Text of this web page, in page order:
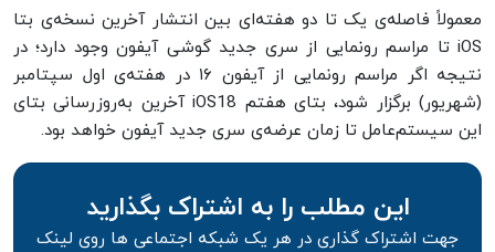
معمولاً فاصله‌ی یک تا دو هفته‌ای بین انتشار آخرین نسخه‌ی بتا
iOS تا مراسم رونمایی از سری جدید گوشی آیفون وجود دارد؛ در
نتیجه اگر مراسم رونمایی از آیفون ۱۶ در هفته‌ی اول سپتامبر
(شهریور) برگزار شود، بتای هفتم iOS18 آخرین به‌روزرسانی بتای
این سیستم‌عامل تا زمان عرضه‌ی سری جدید آیفون خواهد بود.
این مطلب را به اشتراک بگذارید
جهت اشتراک گذاری در هر یک شبکه اجتماعی ها روی لینک